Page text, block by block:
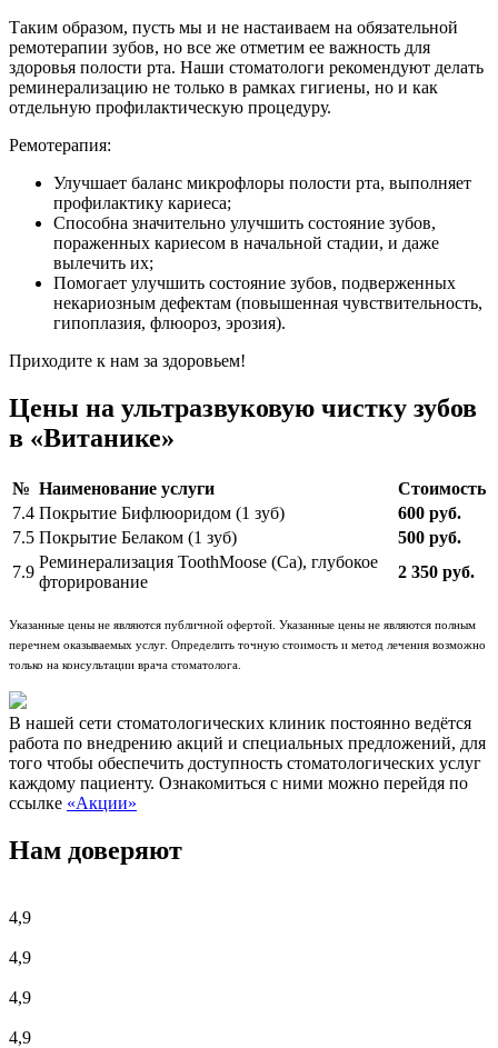
Таким образом, пусть мы и не настаиваем на обязательной
ремотерапии зубов, но все же отметим ее важность для
здоровья полости рта. Наши стоматологи рекомендуют делать
реминерализацию не только в рамках гигиены, но и как
отдельную профилактическую процедуру.
Ремотерапия:
Улучшает баланс микрофлоры полости рта, выполняет
профилактику кариеса;
Способна значительно улучшить состояние зубов,
пораженных кариесом в начальной стадии, и даже
вылечить их;
Помогает улучшить состояние зубов, подверженных
некариозным дефектам (повышенная чувствительность,
гипоплазия, флюороз, эрозия).
Приходите к нам за здоровьем!
Цены на ультразвуковую чистку зубов
в «Витанике»
№ Наименование услуги
Стоимость
7.4 Покрытие Бифлюоридом (1 зуб)
600 руб.
7.5 Покрытие Белаком (1 зуб)
500 руб.
7.9
Реминерализация ToothMoose (Ca), глубокое
фторирование
2 350 руб.
Указанные цены не являются публичной офертой. Указанные цены не являются полным
перечнем оказываемых услуг. Определить точную стоимость и метод лечения возможно
только на консультации врача стоматолога.
В нашей сети стоматологических клиник постоянно ведётся
работа по внедрению акций и специальных предложений, для
того чтобы обеспечить доступность стоматологических услуг
каждому пациенту. Ознакомиться с ними можно перейдя по
ссылке «Акции»
Нам доверяют
4,9
4,9
4,9
4,9